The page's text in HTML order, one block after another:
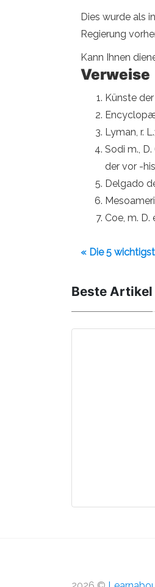
Dies wurde als
Regierung
Kann Ihnen
Verweise
Künste
Lyman, r.
Sodi m.,
der vor -
Delgado
Coe, m.
« Die 5
Beste Artikel